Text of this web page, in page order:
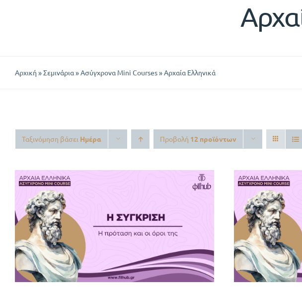
Αρχική »Σεμινάρια»Ασύγχρονα Mini Courses»Αρχαία Ελληνικά
Ταξινόμηση βάσει Ημέρα Προβολή 12 προϊόντων
ΠΡΟΣΘΉΚΗ ΣΤΟ ΚΑΛΆΘΙ / ΛΕΠΤΟΜΈΡΕΙΕΣ